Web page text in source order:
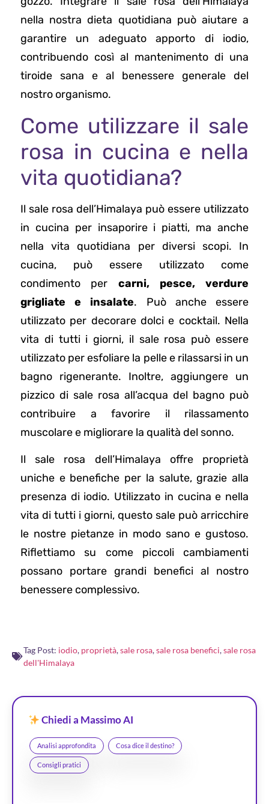
nella nostra dieta quotidiana può aiutare a
garantire un adeguato apporto di iodio,
contribuendo così al mantenimento di una
tiroide sana e al benessere generale del
nostro organismo.
Come utilizzare il sale
rosa in cucina e nella
vita quotidiana?
Il sale rosa dell’Himalaya può essere utilizzato
in cucina per insaporire i piatti, ma anche
nella vita quotidiana per diversi scopi. In
cucina, può essere utilizzato come
condimento per carni, pesce, verdure
grigliate e insalate. Può anche essere
utilizzato per decorare dolci e cocktail. Nella
vita di tutti i giorni, il sale rosa può essere
utilizzato per esfoliare la pelle e rilassarsi in un
bagno rigenerante. Inoltre, aggiungere un
pizzico di sale rosa all’acqua del bagno può
contribuire a favorire il rilassamento
muscolare e migliorare la qualità del sonno.
Il sale rosa dell’Himalaya offre proprietà
uniche e benefiche per la salute, grazie alla
presenza di iodio. Utilizzato in cucina e nella
vita di tutti i giorni, questo sale può arricchire
le nostre pietanze in modo sano e gustoso.
Riflettiamo su come piccoli cambiamenti
possano portare grandi benefici al nostro
benessere complessivo.
Tag Post: iodio, proprietà,sale rosa,sale rosa benefici,sale rosa
dell'Himalaya
Chiedi a Massimo AI
Analisi approfondita Cosa dice il destino?
Consigli pratici